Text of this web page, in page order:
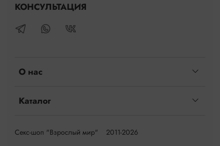
О нас
Каталог
КОНСУЛЬТАЦИЯ
Секс-шоп "Взрослый мир" 2011-2026